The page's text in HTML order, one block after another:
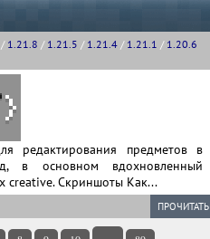
/ 1.21.8 / 1.21.5 / 1.21.4 / 1.21.1 / 1.20.6
предметов в
в основном вдохновленный
creative. Скриншоты Как...
ПРОЧИТАТЬ